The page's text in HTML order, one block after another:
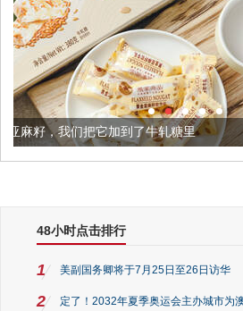
了牛轧糖里 被列入佛家七宝
48小时点击排行
1 美副国务卿将于7月25日至26日访华
2 定了！2032年夏季奥运会主办城市为